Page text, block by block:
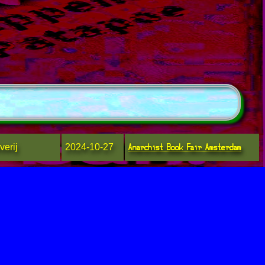
2024-10-27 Anarchist Book Fair Amsterdam